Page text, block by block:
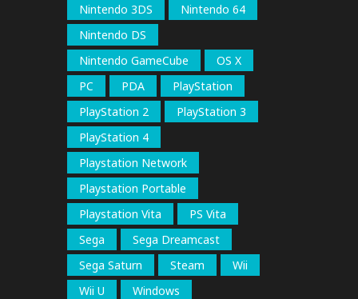
Nintendo 3DS
Nintendo 64
Nintendo DS
Nintendo GameCube
OS X
PC
PDA
PlayStation
PlayStation 2
PlayStation 3
PlayStation 4
Playstation Network
Playstation Portable
Playstation Vita
PS Vita
Sega
Sega Dreamcast
Sega Saturn
Steam
Wii
Wii U
Windows